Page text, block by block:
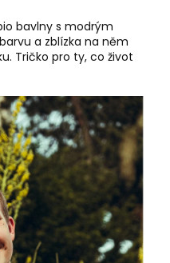
bavlny s modrým
a zblízka na něm
Tričko pro ty, co život